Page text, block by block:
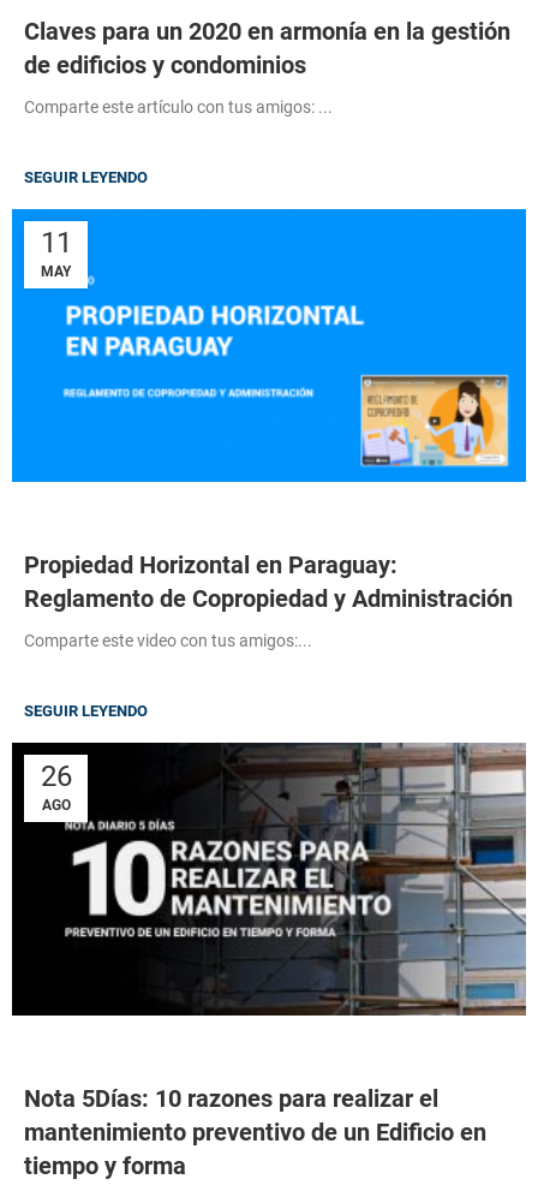
Claves para un 2020 en armonía en la gestión
de edificios y condominios
Comparte este artículo con tus amigos: ...
SEGUIR LEYENDO
11
MAY
Propiedad Horizontal en Paraguay:
Reglamento de Copropiedad y Administración
Comparte este video con tus amigos:...
SEGUIR LEYENDO
26
AGO
Nota 5Días: 10 razones para realizar el
mantenimiento preventivo de un Edificio en
tiempo y forma